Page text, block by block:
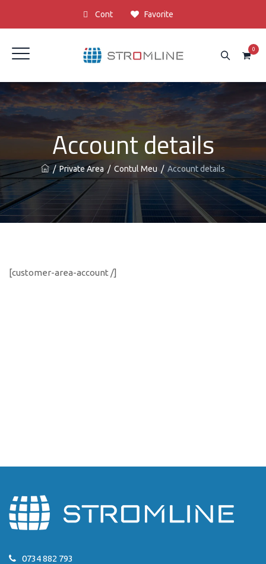
Cont Favorite
0
Account details
/Private Area/ Contul Meu / Account details
[customer-area-account /]
0734 882 793